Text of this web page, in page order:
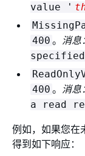
value '
400 。 消息
400 。 消息
a read
例如，如果您在
得到如下响应：